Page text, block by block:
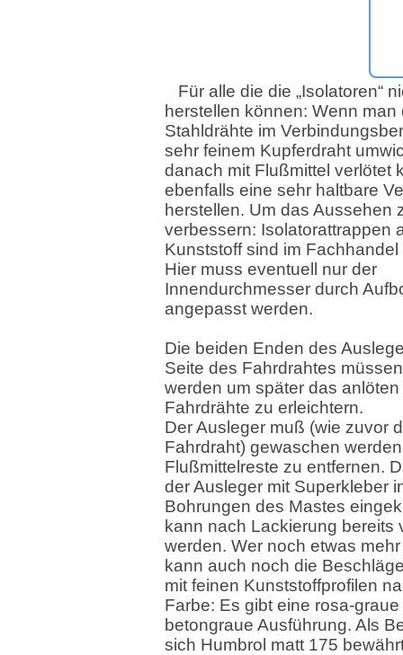
Für alle die die „Isolatoren“
herstellen können: Wenn man
Stahldrähte im
sehr feinem Kupferdraht
danach mit Flußmittel verlötet
ebenfalls eine sehr haltbare
herstellen. Um das Aussehen
verbessern: Isolatorattrappen
Kunststoff sind im Fachhandel
Hier muss eventuell nur der
Innendurchmesser durch
angepasst werden.
Die beiden Enden des
Seite des Fahrdrahtes
werden um später das anlöten
Fahrdrähte zu erleichtern.
Der Ausleger muß (wie zuvor
Fahrdraht) gewaschen
Flußmittelreste zu entfernen.
der Ausleger mit Superkleber
Bohrungen des Mastes
kann nach Lackierung bereits
werden. Wer noch etwas
kann auch noch die
mit feinen Kunststoffprofilen
Farbe: Es gibt eine rosa-
betongraue Ausführung. Als
sich Humbrol matt 175